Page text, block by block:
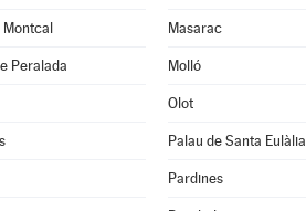
Masarac
Peralada Molló
Olot
Palau de Santa Eulàlia
Pardines